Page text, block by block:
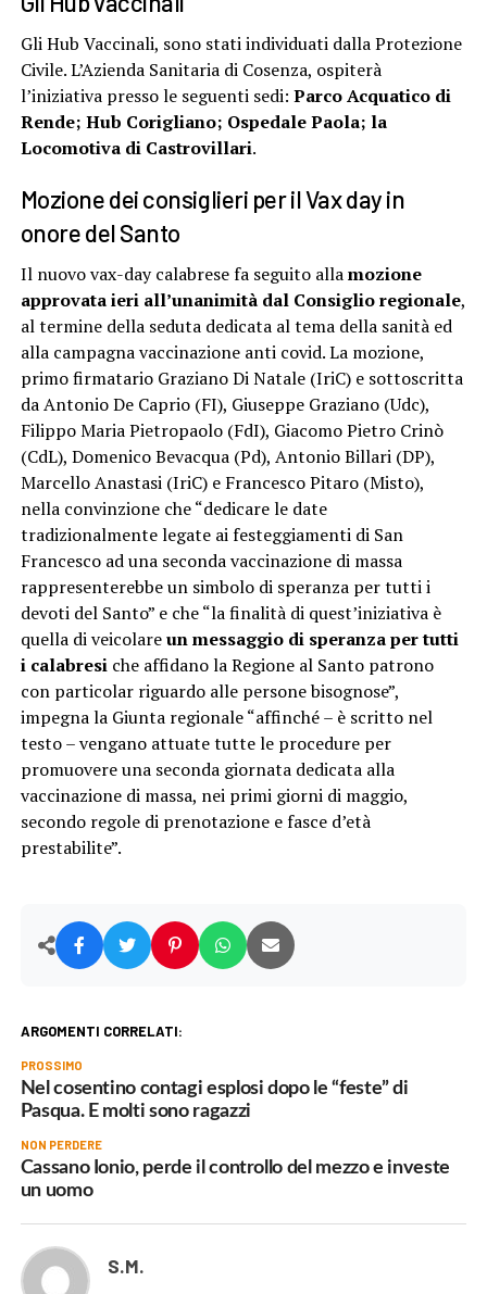
Gli Hub Vaccinali, sono stati individuati dalla Protezione
Civile. L’Azienda Sanitaria di Cosenza, ospiterà
l’iniziativa presso le seguenti sedi: Parco Acquatico di
Rende; Hub Corigliano; Ospedale Paola; la
Locomotiva di Castrovillari.
Mozione dei consiglieri per il Vax day in
onore del Santo
Il nuovo vax-day calabrese fa seguito allamozione
approvata ieri all’unanimità dal Consiglio regionale,
al termine della seduta dedicata al tema della sanità ed
alla campagna vaccinazione anti covid. La mozione,
primo firmatario Graziano Di Natale (IriC) e sottoscritta
da Antonio De Caprio (FI), Giuseppe Graziano (Udc),
Filippo Maria Pietropaolo (FdI), Giacomo Pietro Crinò
(CdL), Domenico Bevacqua (Pd), Antonio Billari (DP),
Marcello Anastasi (IriC) e Francesco Pitaro (Misto),
nella convinzione che “dedicare le date
tradizionalmente legate ai festeggiamenti di San
Francesco ad una seconda vaccinazione di massa
rappresenterebbe un simbolo di speranza per tutti i
devoti del Santo” e che “la finalità di quest’iniziativa è
quella di veicolareun messaggio di speranza per tutti
i calabresiche affidano la Regione al Santo patrono
con particolar riguardo alle persone bisognose”,
impegna la Giunta regionale “affinché – è scritto nel
testo – vengano attuate tutte le procedure per
promuovere una seconda giornata dedicata alla
vaccinazione di massa, nei primi giorni di maggio,
secondo regole di prenotazione e fasce d’età
prestabilite”.
ARGOMENTI CORRELATI:
PROSSIMO
Nel cosentino contagi esplosi dopo le “feste” di
Pasqua. E molti sono ragazzi
NON PERDERE
Cassano Ionio, perde il controllo del mezzo e investe
un uomo
S.M.